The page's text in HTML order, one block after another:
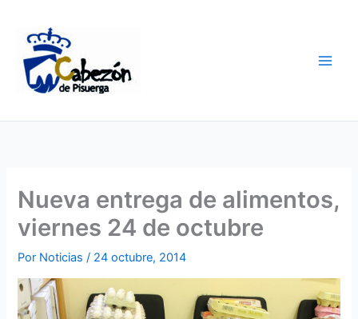
contenido
Nueva entrega de alimentos,
viernes 24 de octubre
Por Noticias/ 24 octubre, 2014